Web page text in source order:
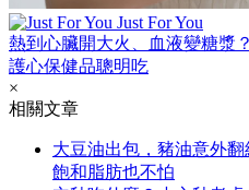
Just For You
熱到心臟開大火、血液變糖漿
護心保健品聰明吃
×
相關文章
大豆油出包，豬油意外
飽和脂肪也不怕